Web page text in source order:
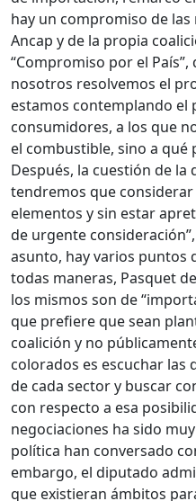
hay un compromiso de
Ancap y de la propia
“Compromiso por el País”,
nosotros resolvemos el
estamos contemplando el
consumidores, a los que
el combustible, sino a qué
Después, la cuestión de la
tendremos que
elementos y sin estar
de urgente
asunto, hay varios puntos
todas maneras, Pasquet
los mismos son de
que prefiere que sean
coalición y no
colorados es escuchar
de cada sector y buscar
con respecto a esa
negociaciones ha sido
política han conversado
embargo, el diputado
que existieran ámbitos